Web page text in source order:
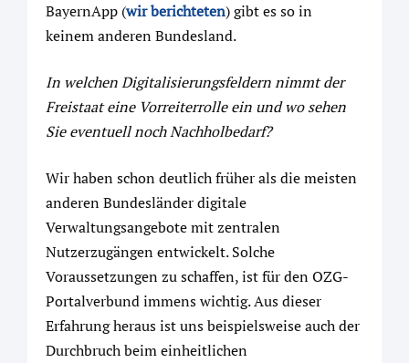
BayernApp (wir berichteten) gibt es so in
keinem anderen Bundesland.
In welchen Digitalisierungsfeldern nimmt der
Freistaat eine Vorreiterrolle ein und wo sehen
Sie eventuell noch Nachholbedarf?
Wir haben schon deutlich früher als die meisten
anderen Bundesländer digitale
Verwaltungsangebote mit zentralen
Nutzerzugängen entwickelt. Solche
Voraussetzungen zu schaffen, ist für den OZG-
Portalverbund immens wichtig. Aus dieser
Erfahrung heraus ist uns beispielsweise auch der
Durchbruch beim einheitlichen